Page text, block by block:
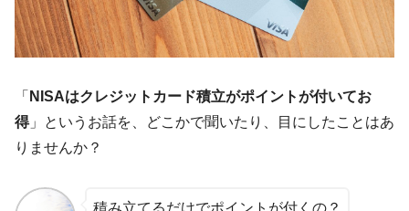
「 NISAはクレジットカード積立がポイントが付いてお
得」というお話を、どこかで聞いたり、目にしたことはあ
りませんか？
積み立てるだけでポイントが付くの？